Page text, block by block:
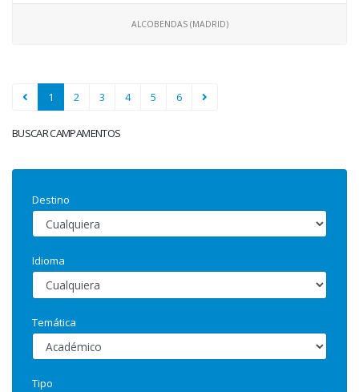
ALCOBENDAS (MADRID)
1 2 3 4 5 6
BUSCAR CAMPAMENTOS
Destino
Idioma
Temática
Tipo